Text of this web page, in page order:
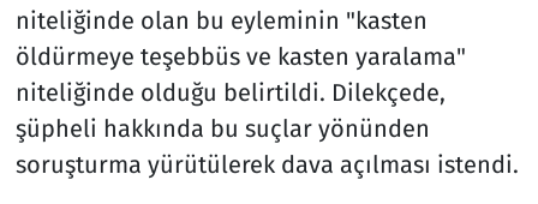
niteliğinde olan bu eyleminin "kasten
öldürmeye teşebbüs ve kasten yaralama"
niteliğinde olduğu belirtildi. Dilekçede,
şüpheli hakkında bu suçlar yönünden
soruşturma yürütülerek dava açılması istendi.